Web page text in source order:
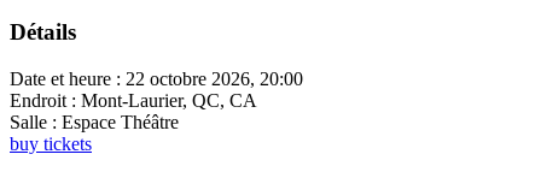
Détails
Date et heure : 22 octobre 2026, 20:00
Endroit : Mont-Laurier, QC, CA
Salle : Espace Théâtre
buy tickets